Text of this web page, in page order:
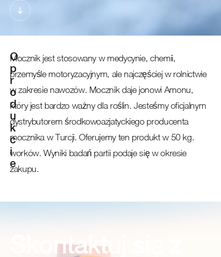
O
p
r
o
d
u
k
c
i
e
Mocznik jest stosowany w medycynie, chemii,
przemyśle motoryzacyjnym, ale najczęściej w rolnictwie
w zakresie nawozów. Mocznik daje jonowi Amonu,
który jest bardzo ważny dla roślin. Jesteśmy oficjalnym
dystrybutorem środkowoazjatyckiego producenta
mocznika w Turcji. Oferujemy ten produkt w 50 kg.
worków. Wyniki badań partii podaje się w okresie
zakupu.
Skontaktuj się z